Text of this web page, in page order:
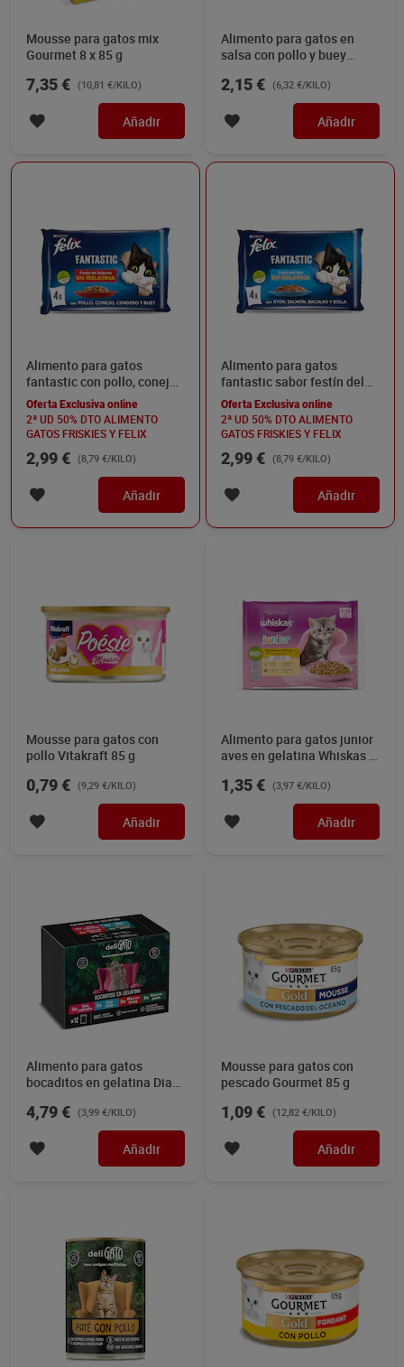
Mousse para gatos mix
Gourmet 8 x 85 g
7,35 € (10,81 €/KILO)
Añadir
Alimento para gatos en
salsa con pollo y buey
2,15 € (6,32 €/KILO)
Añadir
Alimento para gatos
fantastic con pollo, conejo,
cordero y buey Felix 4 x 85
g
Oferta Exclusiva online
2ª UD 50% DTO ALIMENTO
GATOS FRISKIES Y FELIX
2,99 € (8,79 €/KILO)
Añadir
Alimento para gatos
fantastic sabor festín del
mar 4 unidades Felix 340 g
Oferta Exclusiva online
2ª UD 50% DTO ALIMENTO
GATOS FRISKIES Y FELIX
2,99 € (8,79 €/KILO)
Añadir
Mousse para gatos con
pollo Vitakraft 85 g
0,79 € (9,29 €/KILO)
Añadir
Alimento para gatos junior
aves en gelatina Whiskas 4
1,35 € (3,97 €/KILO)
Añadir
Alimento para gatos
bocaditos en gelatina Dia
4,79 € (3,99 €/KILO)
Añadir
Mousse para gatos con
pescado Gourmet 85 g
1,09 € (12,82 €/KILO)
Añadir